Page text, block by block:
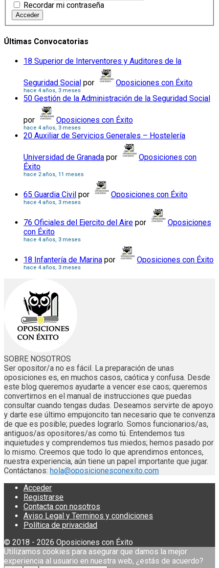
Recordar mi contraseña
Acceder
Últimas Convocatorias
18 Superior de Interventores y Auditores de la
Seguridad Social por Oposiciones con Éxito
hace 4 años, 3 meses
50 Gestión de la Administración de la Seguridad Social
por Oposiciones con Éxito
hace 4 años, 3 meses
20 Auxiliar de Servicios Generales – Hostelería
Universidad de Granada por
Oposiciones con
Éxito
hace 2 años, 11 meses
65 Guardia Civil por Oposiciones con Éxito
hace 4 años, 3 meses
76 Oficiales del Ejercito del Aire por
Oposiciones
con Éxito
hace 4 años, 3 meses
18 Infantería de Marina por Oposiciones con Éxito
hace 4 años, 3 meses
SOBRE NOSOTROS
Ser opositor/a no es fácil. La preparación de unas
oposiciones es, en muchos casos, caótica y confusa. Desde
este blog queremos ayudarte a vencer ese caos; queremos
convertirnos en el manual de instrucciones que puedas
consultar cuando tengas dudas. Deseamos servirte de apoyo
y darte ese último empujoncito tan necesario que te convenza
de que es posible; puedes lograrlo. Somos funcionarios/as,
antiguos/as opositores/as como tú. Entendemos tus
inquietudes y comprendemos tus miedos; hemos pasado por
lo mismo. Creemos que todo lo que aprendimos entonces,
nuestra experiencia, aún tiene un papel importante que jugar.
Contáctanos: hola@oposicionesconexito.com
Acceder
Registrarse
Contacta con nosotros
Aviso Legal y Terminos y condiciones
Política de privacidad
© 2018 - 2026 Oposiciones con Éxito
Utilizamos cookies para asegurar que damos la mejor
experiencia al usuario en nuestra web, ¿estás de acuerdo?